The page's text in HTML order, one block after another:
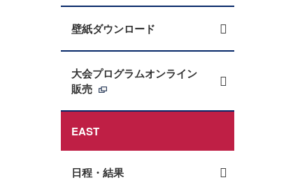
壁紙ダウンロード
大会プログラムオンライン
販売
EAST
日程・結果